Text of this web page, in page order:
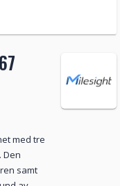
med tre
Den
samt